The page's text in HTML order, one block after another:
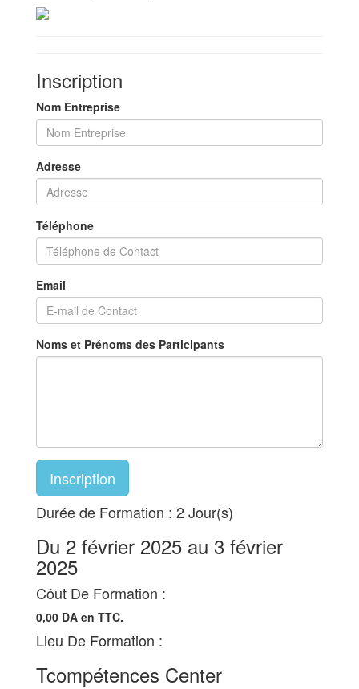
Inscription
Nom Entreprise
Adresse
Téléphone
Email
Noms et Prénoms des Participants
Inscription
Durée de Formation : 2 Jour(s)
Du 2 février 2025 au 3 février
2025
Côut De Formation :
0,00 DA en TTC.
Lieu De Formation :
Tcompétences Center